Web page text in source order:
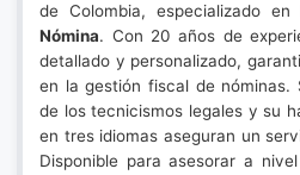
de Colombia, especializado en
Nómina. Con 20 años de
detallado y personalizado,
en la gestión fiscal de nóminas.
de los tecnicismos legales y su
en tres idiomas aseguran un
Disponible para asesorar a